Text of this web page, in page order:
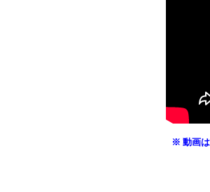
※ 動画